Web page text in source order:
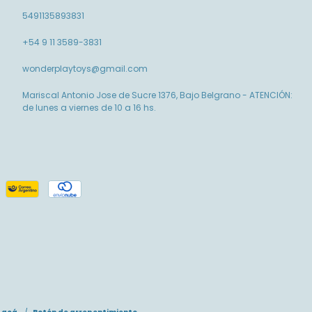
5491135893831
+54 9 11 3589-3831
wonderplaytoys@gmail.com
Mariscal Antonio Jose de Sucre 1376, Bajo Belgrano - ATENCIÓN:
de lunes a viernes de 10 a 16 hs.